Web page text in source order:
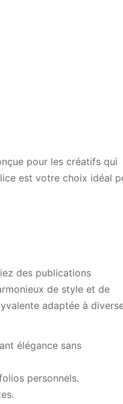
pour les créatifs qui
est votre choix idéal
des publications
de style et de
adaptée à
élégance sans
personnels.